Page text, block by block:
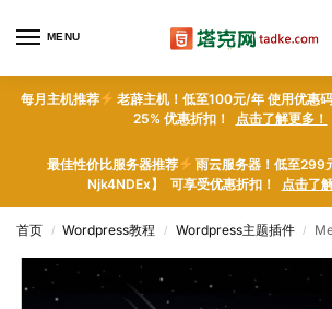
MENU
每月主机推荐
老薜主机！低至100元/年 使用优
25% 优惠折扣！ 点击了解更多！
最佳性价比服务器推荐
雨云服务器！低至299
Njk4NDEx】 可享受优惠折扣！ 点击了
首页 / Wordpress教程 / Wordpress主题插件 /